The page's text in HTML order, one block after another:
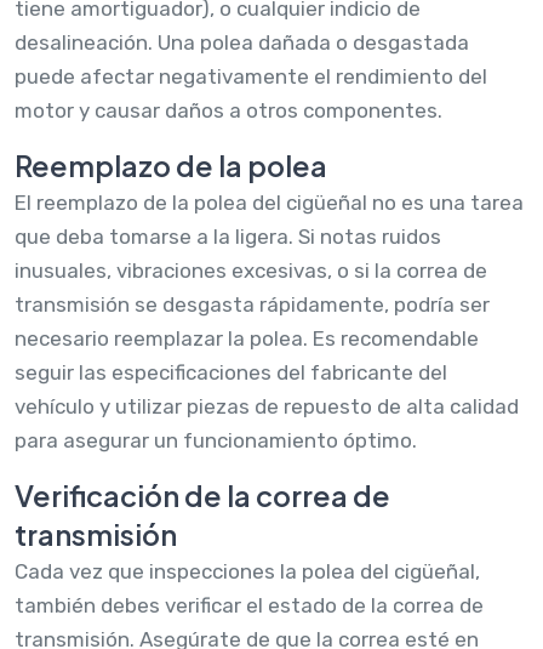
tiene amortiguador), o cualquier indicio de
desalineación. Una polea dañada o desgastada
puede afectar negativamente el rendimiento del
motor y causar daños a otros componentes.
Reemplazo de la polea
El reemplazo de la polea del cigüeñal no es una tarea
que deba tomarse a la ligera. Si notas ruidos
inusuales, vibraciones excesivas, o si la correa de
transmisión se desgasta rápidamente, podría ser
necesario reemplazar la polea. Es recomendable
seguir las especificaciones del fabricante del
vehículo y utilizar piezas de repuesto de alta calidad
para asegurar un funcionamiento óptimo.
Verificación de la correa de
transmisión
Cada vez que inspecciones la polea del cigüeñal,
también debes verificar el estado de la correa de
transmisión. Asegúrate de que la correa esté en